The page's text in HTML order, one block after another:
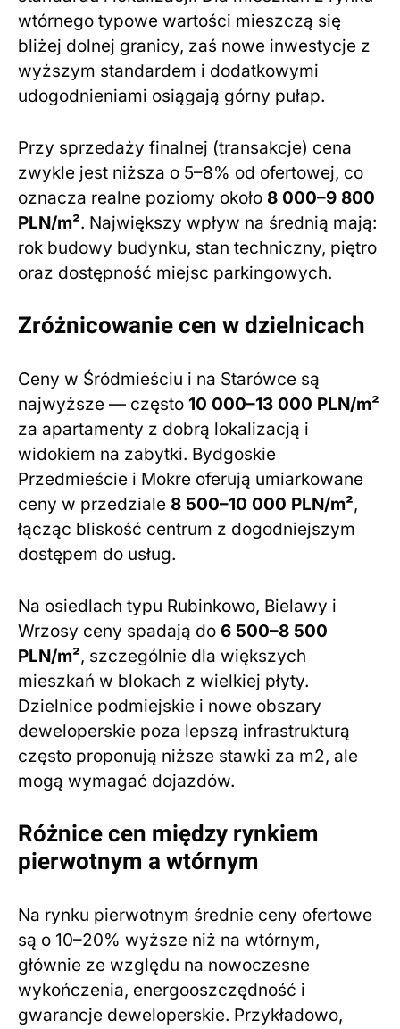
wtórnego typowe wartości mieszczą się
bliżej dolnej granicy, zaś nowe inwestycje z
wyższym standardem i dodatkowymi
udogodnieniami osiągają górny pułap.
Przy sprzedaży finalnej (transakcje) cena
zwykle jest niższa o 5–8% od ofertowej, co
oznacza realne poziomy około 8 000–9 800
PLN/m². Największy wpływ na średnią mają:
rok budowy budynku, stan techniczny, piętro
oraz dostępność miejsc parkingowych.
Zróżnicowanie cen w dzielnicach
Ceny w Śródmieściu i na Starówce są
najwyższe — często 10 000–13 000 PLN/m²
za apartamenty z dobrą lokalizacją i
widokiem na zabytki. Bydgoskie
Przedmieście i Mokre oferują umiarkowane
ceny w przedziale 8 500–10 000 PLN/m²,
łącząc bliskość centrum z dogodniejszym
dostępem do usług.
Na osiedlach typu Rubinkowo, Bielawy i
Wrzosy ceny spadają do 6 500–8 500
PLN/m², szczególnie dla większych
mieszkań w blokach z wielkiej płyty.
Dzielnice podmiejskie i nowe obszary
deweloperskie poza lepszą infrastrukturą
często proponują niższe stawki za m2, ale
mogą wymagać dojazdów.
Różnice cen między rynkiem
pierwotnym a wtórnym
Na rynku pierwotnym średnie ceny ofertowe
są o 10–20% wyższe niż na wtórnym,
głównie ze względu na nowoczesne
wykończenia, energooszczędność i
gwarancje deweloperskie. Przykładowo,